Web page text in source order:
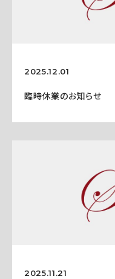
2025.12.01
臨時休業のお知らせ
2025.11.21